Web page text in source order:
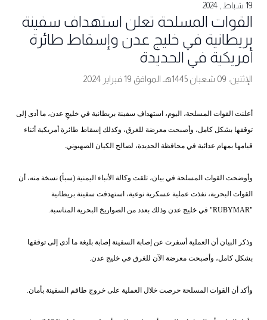
19 شباط , 2024
القوات المسلحة تعلن استهداف سفينة
بريطانية في خليج عدن وإسقاط طائرة
أمريكية في الحديدة
الإثنين، 09 شعبان 1445هـ الموافق 19 فبراير 2024
أعلنت القوات المسلحة، اليوم، استهداف سفينة بريطانية في خليجِ عدن، ما أدى إلى
توقفها بشكل كامل، وأصبحت معرضة للغرق، وكذلك إسقاط طائرة أمريكية أثناء
قيامها بمهام عدائية في محافظة الحديدة، لصالح الكيان الصهيوني.
وأوضحت القوات المسلحة في بيان، تلقت وكالة الأنباء اليمنية (سبأ) نسخة منه، أن
القوات البحرية، نفذت عملية عسكرية نوعية، استهدفت سفينة بريطانية
"RUBYMAR" في خليج عدن وذلك بعدد من الصواريخ البحرية المناسبة.
وذكر البيان أن العملية أسفرت عن إصابة السفينة إصابة بليغة ما أدى إلى توقفها
بشكل كامل، وأصبحت معرضة الآن للغرق في خليج عدن.
وأكد أن القوات المسلحة حرصت خلال العملية على خروج طاقم السفينة بأمان.